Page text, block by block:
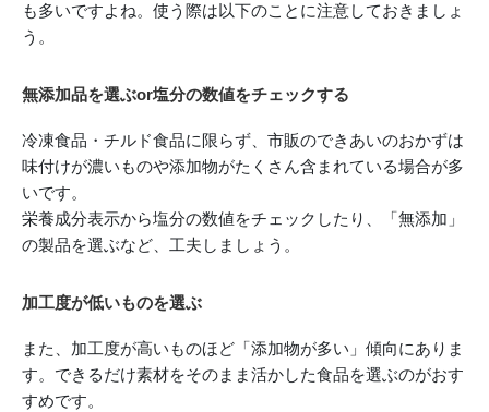
も多いですよね。使う際は以下のことに注意しておきましょ
う。
無添加品を選ぶor塩分の数値をチェックする
冷凍食品・チルド食品に限らず、市販のできあいのおかずは
味付けが濃いものや添加物がたくさん含まれている場合が多
いです。
栄養成分表示から塩分の数値をチェックしたり、「無添加」
の製品を選ぶなど、工夫しましょう。
加工度が低いものを選ぶ
また、加工度が高いものほど「添加物が多い」傾向にありま
す。できるだけ素材をそのまま活かした食品を選ぶのがおす
すめです。